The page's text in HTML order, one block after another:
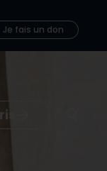
Je fais un don
Je fais un don